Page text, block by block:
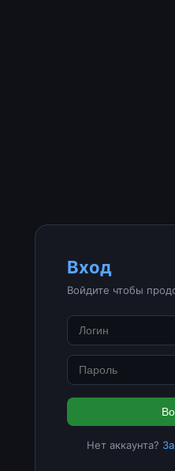
Вход
Войдите чтобы
Нет аккаунта?